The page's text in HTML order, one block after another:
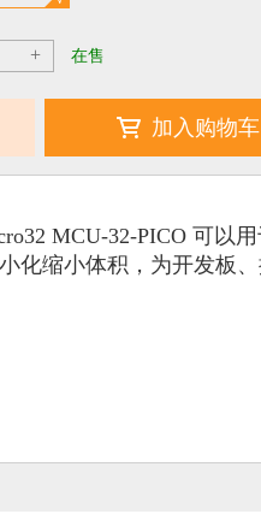
+ 在售
加入购物车
MCU-32-PICO 可以
化缩小体积，为开发板